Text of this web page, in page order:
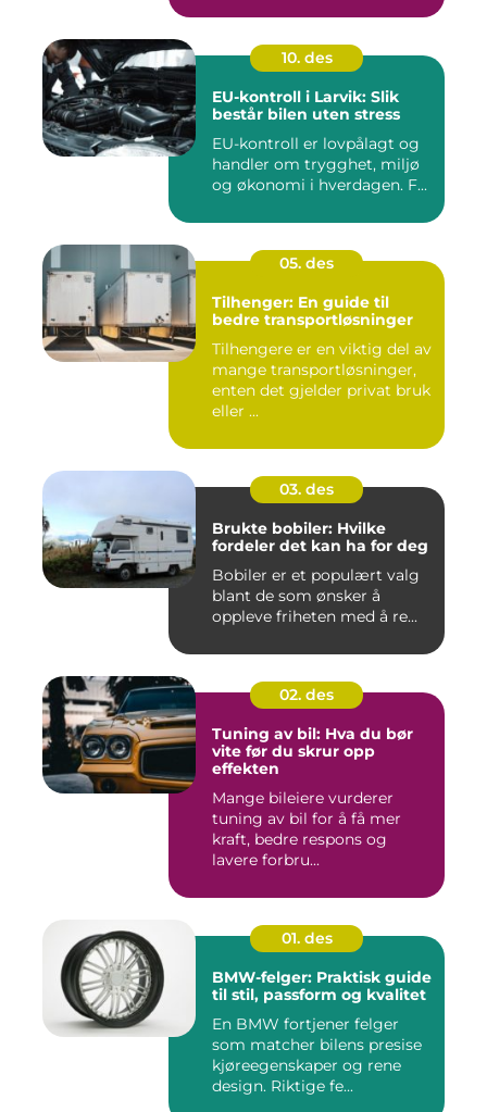
10. des
EU-kontroll i Larvik: Slik
består bilen uten stress
EU-kontroll er lovpålagt og
handler om trygghet, miljø
og økonomi i hverdagen. F...
05. des
Tilhenger: En guide til
bedre transportløsninger
Tilhengere er en viktig del av
mange transportløsninger,
enten det gjelder privat bruk
eller ...
03. des
Brukte bobiler: Hvilke
fordeler det kan ha for deg
Bobiler er et populært valg
blant de som ønsker å
oppleve friheten med å re...
02. des
Tuning av bil: Hva du bør
vite før du skrur opp
effekten
Mange bileiere vurderer
tuning av bil for å få mer
kraft, bedre respons og
lavere forbru...
01. des
BMW-felger: Praktisk guide
til stil, passform og kvalitet
En BMW fortjener felger
som matcher bilens presise
kjøreegenskaper og rene
design. Riktige fe...